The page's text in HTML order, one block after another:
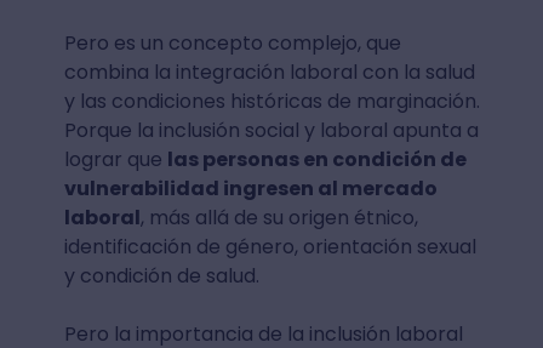
Pero es un concepto complejo, que
combina la integración laboral con la salud
y las condiciones históricas de marginación.
Porque la inclusión social y laboral apunta a
lograr que las personas en condición de
vulnerabilidad ingresen al mercado
laboral, más allá de su origen étnico,
identificación de género, orientación sexual
y condición de salud.
Pero la importancia de la inclusión laboral